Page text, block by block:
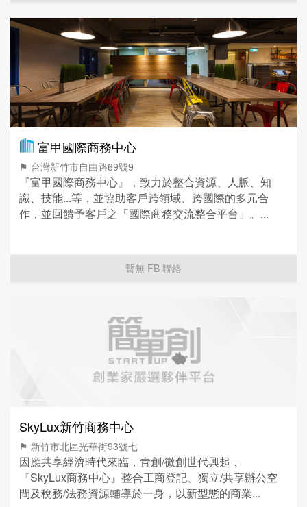
富甲國際商務中心
⚑ 台灣新竹市自由路69號9
『富甲國際商務中心』，致力於整合資源、人脈、知
識、技能...等，並協助客戶跨領域、跨國際的多元合
作，並回饋予客戶之「國際商務交流整合平台」。...
暫無 FB 聯絡
SkyLux新竹商務中心
⚑ 新竹市北區光華街93號七
因應共享經濟時代來臨，青創/微創世代興起，
『SkyLux商務中心』整合工商登記、獨立/共享辦公空
間及稅務/法務資源輔導於一身，以新型態的商業...